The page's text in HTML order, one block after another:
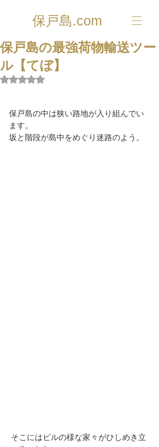
保戸島.com
保戸島の最強荷物輸送ツー
ル【てぼ】
5つ星のうちNaNと評価されています。
保戸島の中は狭い路地が入り組んでい
ます。
坂と階段が島中をめぐり迷路のよう。